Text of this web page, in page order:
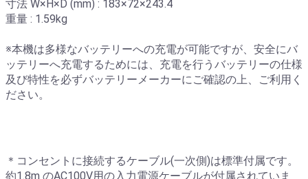
寸法 W×H×D (mm) : 183×72×243.4
重量 : 1.59kg
※本機は多様なバッテリーへの充電が可能ですが、安全にバ
ッテリーへ充電するためには、充電を行うバッテリーの仕様
及び特性を必ずバッテリーメーカーにご確認の上、ご利用く
ださい。
＊コンセントに接続するケーブル(一次側)は標準付属です。
約1.8m のAC100V用の入力電源ケーブルが付属されていま